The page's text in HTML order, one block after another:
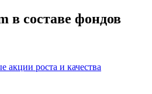
в составе фондов
роста и качества